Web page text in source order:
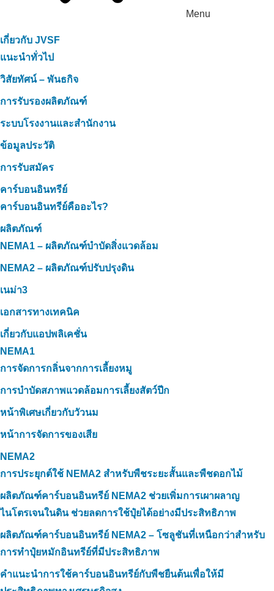
Menu
เกี่ยวกับ JVSF
แนะนำทั่วไป
วิสัยทัศน์ – พันธกิจ
การรับรองผลิตภัณฑ์
ระบบโรงงานและสำนักงาน
ข้อมูลประวัติ
การรับสมัคร
คาร์บอนอินทรีย์
คาร์บอนอินทรีย์คืออะไร?
ผลิตภัณฑ์
NEMA1 – ผลิตภัณฑ์บำบัดสิ่งแวดล้อม
NEMA2 – ผลิตภัณฑ์ปรับปรุงดิน
เนม่า3
เอกสารทางเทคนิค
เกี่ยวกับแอปพลิเคชั่น
NEMA1
การจัดการกลิ่นจากการเลี้ยงหมู
การบำบัดสภาพแวดล้อมการเลี้ยงสัตว์ปีก
หน้าพิเศษเกี่ยวกับวัวนม
หน้าการจัดการของเสีย
NEMA2
การประยุกต์ใช้ NEMA2 สำหรับพืชระยะสั้นและพืชดอกไม้
ผลิตภัณฑ์คาร์บอนอินทรีย์ NEMA2 ช่วยเพิ่มการเผาผลาญ
ไนโตรเจนในดิน ช่วยลดการใช้ปุ๋ยได้อย่างมีประสิทธิภาพ
ผลิตภัณฑ์คาร์บอนอินทรีย์ NEMA2 – โซลูชันที่เหนือกว่าสำหรับ
การทำปุ๋ยหมักอินทรีย์ที่มีประสิทธิภาพ
คำแนะนำการใช้คาร์บอนอินทรีย์กับพืชยืนต้นเพื่อให้มี